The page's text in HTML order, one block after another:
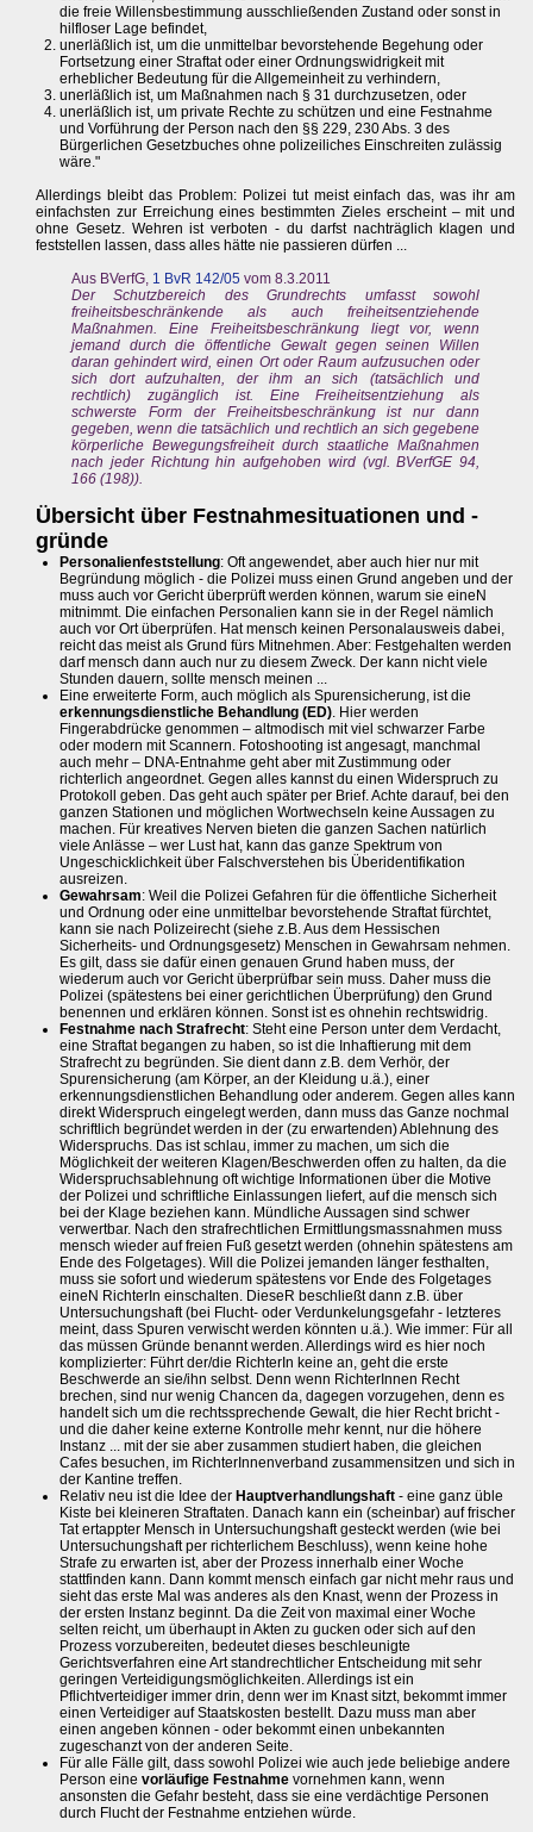
die freie Willensbestimmung ausschließenden Zustand oder sonst in
hilfloser Lage befindet,
unerläßlich ist, um die unmittelbar bevorstehende Begehung oder
Fortsetzung einer Straftat oder einer Ordnungswidrigkeit mit
erheblicher Bedeutung für die Allgemeinheit zu verhindern,
unerläßlich ist, um Maßnahmen nach § 31 durchzusetzen, oder
unerläßlich ist, um private Rechte zu schützen und eine Festnahme
und Vorführung der Person nach den §§ 229, 230 Abs. 3 des
Bürgerlichen Gesetzbuches ohne polizeiliches Einschreiten zulässig
wäre."
Allerdings bleibt das Problem: Polizei tut meist einfach das, was ihr am
einfachsten zur Erreichung eines bestimmten Zieles erscheint – mit und
ohne Gesetz. Wehren ist verboten - du darfst nachträglich klagen und
feststellen lassen, dass alles hätte nie passieren dürfen ...
Aus BVerfG, 1 BvR 142/05 vom 8.3.2011
Der Schutzbereich des Grundrechts umfasst sowohl
freiheitsbeschränkende als auch freiheitsentziehende
Maßnahmen. Eine Freiheitsbeschränkung liegt vor, wenn
jemand durch die öffentliche Gewalt gegen seinen Willen
daran gehindert wird, einen Ort oder Raum aufzusuchen oder
sich dort aufzuhalten, der ihm an sich (tatsächlich und
rechtlich) zugänglich ist. Eine Freiheitsentziehung als
schwerste Form der Freiheitsbeschränkung ist nur dann
gegeben, wenn die tatsächlich und rechtlich an sich gegebene
körperliche Bewegungsfreiheit durch staatliche Maßnahmen
nach jeder Richtung hin aufgehoben wird (vgl. BVerfGE 94,
166 (198)).
Übersicht über Festnahmesituationen und -
gründe
Personalienfeststellung: Oft angewendet, aber auch hier nur mit
Begründung möglich - die Polizei muss einen Grund angeben und der
muss auch vor Gericht überprüft werden können, warum sie eineN
mitnimmt. Die einfachen Personalien kann sie in der Regel nämlich
auch vor Ort überprüfen. Hat mensch keinen Personalausweis dabei,
reicht das meist als Grund fürs Mitnehmen. Aber: Festgehalten werden
darf mensch dann auch nur zu diesem Zweck. Der kann nicht viele
Stunden dauern, sollte mensch meinen ...
Eine erweiterte Form, auch möglich als Spurensicherung, ist die
erkennungsdienstliche Behandlung (ED). Hier werden
Fingerabdrücke genommen – altmodisch mit viel schwarzer Farbe
oder modern mit Scannern. Fotoshooting ist angesagt, manchmal
auch mehr – DNA-Entnahme geht aber mit Zustimmung oder
richterlich angeordnet. Gegen alles kannst du einen Widerspruch zu
Protokoll geben. Das geht auch später per Brief. Achte darauf, bei den
ganzen Stationen und möglichen Wortwechseln keine Aussagen zu
machen. Für kreatives Nerven bieten die ganzen Sachen natürlich
viele Anlässe – wer Lust hat, kann das ganze Spektrum von
Ungeschicklichkeit über Falschverstehen bis Überidentifikation
ausreizen.
Gewahrsam: Weil die Polizei Gefahren für die öffentliche Sicherheit
und Ordnung oder eine unmittelbar bevorstehende Straftat fürchtet,
kann sie nach Polizeirecht (siehe z.B. Aus dem Hessischen
Sicherheits- und Ordnungsgesetz) Menschen in Gewahrsam nehmen.
Es gilt, dass sie dafür einen genauen Grund haben muss, der
wiederum auch vor Gericht überprüfbar sein muss. Daher muss die
Polizei (spätestens bei einer gerichtlichen Überprüfung) den Grund
benennen und erklären können. Sonst ist es ohnehin rechtswidrig.
Festnahme nach Strafrecht: Steht eine Person unter dem Verdacht,
eine Straftat begangen zu haben, so ist die Inhaftierung mit dem
Strafrecht zu begründen. Sie dient dann z.B. dem Verhör, der
Spurensicherung (am Körper, an der Kleidung u.ä.), einer
erkennungsdienstlichen Behandlung oder anderem. Gegen alles kann
direkt Widerspruch eingelegt werden, dann muss das Ganze nochmal
schriftlich begründet werden in der (zu erwartenden) Ablehnung des
Widerspruchs. Das ist schlau, immer zu machen, um sich die
Möglichkeit der weiteren Klagen/Beschwerden offen zu halten, da die
Widerspruchsablehnung oft wichtige Informationen über die Motive
der Polizei und schriftliche Einlassungen liefert, auf die mensch sich
bei der Klage beziehen kann. Mündliche Aussagen sind schwer
verwertbar. Nach den strafrechtlichen Ermittlungsmassnahmen muss
mensch wieder auf freien Fuß gesetzt werden (ohnehin spätestens am
Ende des Folgetages). Will die Polizei jemanden länger festhalten,
muss sie sofort und wiederum spätestens vor Ende des Folgetages
eineN RichterIn einschalten. DieseR beschließt dann z.B. über
Untersuchungshaft (bei Flucht- oder Verdunkelungsgefahr - letzteres
meint, dass Spuren verwischt werden könnten u.ä.). Wie immer: Für all
das müssen Gründe benannt werden. Allerdings wird es hier noch
komplizierter: Führt der/die RichterIn keine an, geht die erste
Beschwerde an sie/ihn selbst. Denn wenn RichterInnen Recht
brechen, sind nur wenig Chancen da, dagegen vorzugehen, denn es
handelt sich um die rechtssprechende Gewalt, die hier Recht bricht -
und die daher keine externe Kontrolle mehr kennt, nur die höhere
Instanz ... mit der sie aber zusammen studiert haben, die gleichen
Cafes besuchen, im RichterInnenverband zusammensitzen und sich in
der Kantine treffen.
Relativ neu ist die Idee der Hauptverhandlungshaft - eine ganz üble
Kiste bei kleineren Straftaten. Danach kann ein (scheinbar) auf frischer
Tat ertappter Mensch in Untersuchungshaft gesteckt werden (wie bei
Untersuchungshaft per richterlichem Beschluss), wenn keine hohe
Strafe zu erwarten ist, aber der Prozess innerhalb einer Woche
stattfinden kann. Dann kommt mensch einfach gar nicht mehr raus und
sieht das erste Mal was anderes als den Knast, wenn der Prozess in
der ersten Instanz beginnt. Da die Zeit von maximal einer Woche
selten reicht, um überhaupt in Akten zu gucken oder sich auf den
Prozess vorzubereiten, bedeutet dieses beschleunigte
Gerichtsverfahren eine Art standrechtlicher Entscheidung mit sehr
geringen Verteidigungsmöglichkeiten. Allerdings ist ein
Pflichtverteidiger immer drin, denn wer im Knast sitzt, bekommt immer
einen Verteidiger auf Staatskosten bestellt. Dazu muss man aber
einen angeben können - oder bekommt einen unbekannten
zugeschanzt von der anderen Seite.
Für alle Fälle gilt, dass sowohl Polizei wie auch jede beliebige andere
Person eine vorläufige Festnahme vornehmen kann, wenn
ansonsten die Gefahr besteht, dass sie eine verdächtige Personen
durch Flucht der Festnahme entziehen würde.